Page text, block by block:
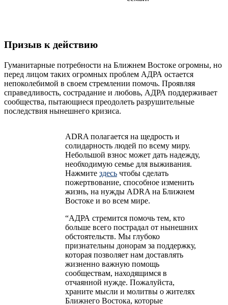
Призыв к действию
Гуманитарные потребности на Ближнем Востоке огромны, но
перед лицом таких огромных проблем АДРА остается
непоколебимой в своем стремлении помочь. Проявляя
справедливость, сострадание и любовь, АДРА поддерживает
сообщества, пытающиеся преодолеть разрушительные
последствия нынешнего кризиса.
ADRA полагается на щедрость и
солидарность людей по всему миру.
Небольшой взнос может дать надежду,
необходимую семье для выживания.
Нажмите здесь чтобы сделать
пожертвование, способное изменить
жизнь, на нужды ADRA на Ближнем
Востоке и во всем мире.
“АДРА стремится помочь тем, кто
больше всего пострадал от нынешних
обстоятельств. Мы глубоко
признательны донорам за поддержку,
которая позволяет нам доставлять
жизненно важную помощь
сообществам, находящимся в
отчаянной нужде. Пожалуйста,
храните мысли и молитвы о жителях
Ближнего Востока, которые